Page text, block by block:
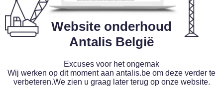
Website onderhoud
Antalis België
Excuses voor het ongemak
Wij werken op dit moment aan antalis.be om deze verder te
verbeteren.We zien u graag later terug op onze website.